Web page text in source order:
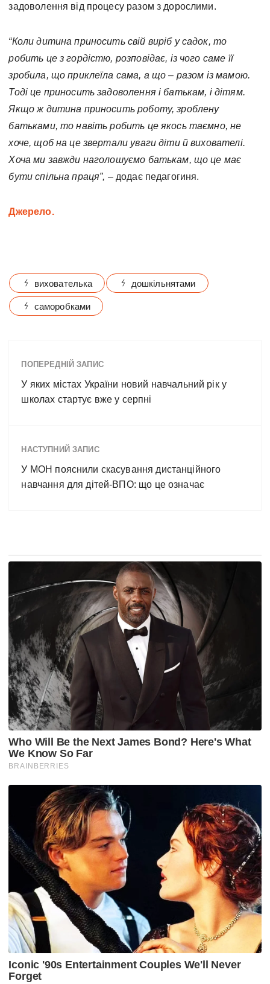
задоволення від процесу разом з дорослими.
“Коли дитина приносить свій виріб у садок, то
робить це з гордістю, розповідає, із чого саме її
зробила, що приклеїла сама, а що – разом із мамою.
Тоді це приносить задоволення і батькам, і дітям.
Якщо ж дитина приносить роботу, зроблену
батьками, то навіть робить це якось таємно, не
хоче, щоб на це звертали уваги діти й вихователі.
Хоча ми завжди наголошуємо батькам, що це має
бути спільна праця”, – додає педагогиня.
Джерело.
вихователька дошкільнятами
саморобками
ПОПЕРЕДНІЙ ЗАПИС
У яких містах України новий навчальний рік у
школах стартує вже у серпні
НАСТУПНИЙ ЗАПИС
У МОН пояснили скасування дистанційного
навчання для дітей-ВПО: що це означає